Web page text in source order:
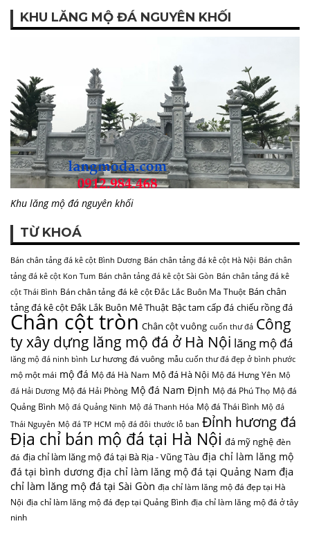
KHU LĂNG MỘ ĐÁ NGUYÊN KHỐI
Khu lăng mộ đá nguyên khối
TỪ KHOÁ
Bán chân tảng đá kê cột Bình Dương Bán chân tảng đá kê cột Hà Nội Bán chân
tảng đá kê cột Kon Tum Bán chân tảng đá kê cột Sài Gòn Bán chân tảng đá kê
cột Thái Bình Bán chân tảng đá kê cột Đắc Lắc Buôn Ma Thuột Bán chân
tảng đá kê cột Đắk Lắk Buôn Mê Thuật Bậc tam cấp đá chiếu rồng đá
Chân cột tròn Chân cột vuông cuốn thư đá Công
ty xây dựng lăng mộ đá ở Hà Nội lăng mộ đá
lăng mộ đá ninh bình Lư hương đá vuông mẫu cuốn thư đá đẹp ở bình phước
mộ một mái mộ đá Mộ đá Hà Nam Mộ đá Hà Nội Mộ đá Hưng Yên Mộ
đá Hải Dương Mộ đá Hải Phòng Mộ đá Nam Định Mộ đá Phú Thọ Mộ đá
Quảng Bình Mộ đá Quảng Ninh Mộ đá Thanh Hóa Mộ đá Thái Bình Mộ đá
Thái Nguyên Mộ đá TP HCM mộ đá đôi thước lỗ ban Đỉnh hương đá
Địa chỉ bán mộ đá tại Hà Nội đá mỹ nghệ đèn
đá địa chỉ làm lăng mộ đá tại Bà Rịa - Vũng Tàu địa chỉ làm lăng mộ
đá tại bình dương địa chỉ làm lăng mộ đá tại Quảng Nam địa
chỉ làm lăng mộ đá tại Sài Gòn địa chỉ làm lăng mộ đá đẹp tại Hà
Nội địa chỉ làm lăng mộ đá đẹp tại Quảng Bình địa chỉ làm lăng mộ đá ở tây
ninh